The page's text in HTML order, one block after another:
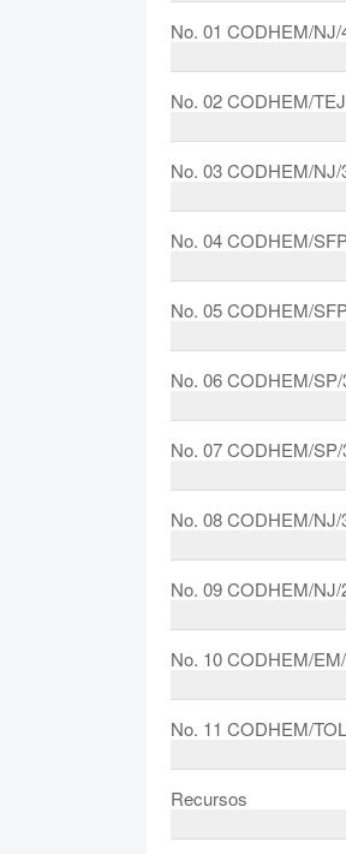
No. 01 CODHEM/NJ/
No. 02 CODHEM/
No. 03 CODHEM/NJ/
No. 04 CODHEM/
No. 05 CODHEM/
No. 06 CODHEM/
No. 07 CODHEM/
No. 08 CODHEM/NJ/
No. 09 CODHEM/NJ/
No. 10 CODHEM/
No. 11 CODHEM/
Recursos